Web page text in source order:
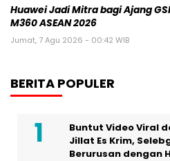
Huawei Jadi Mitra bagi Ajang
M360 ASEAN 2026
Jumat, 7 Agu 2026 - 00:42 WIB
BERITA POPULER
Buntut Video Viral
Jillat Es Krim,
Berurusan dengan